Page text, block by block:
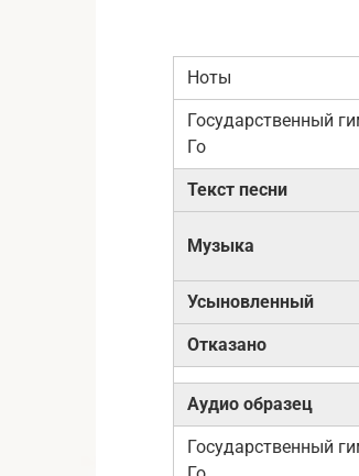
Ноты
Государственный
Го
Текст песни
Музыка
Усыновленный
Отказано
Аудио образец
Государственный